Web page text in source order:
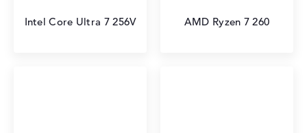
Intel Core Ultra 7 256V AMD Ryzen 7 260